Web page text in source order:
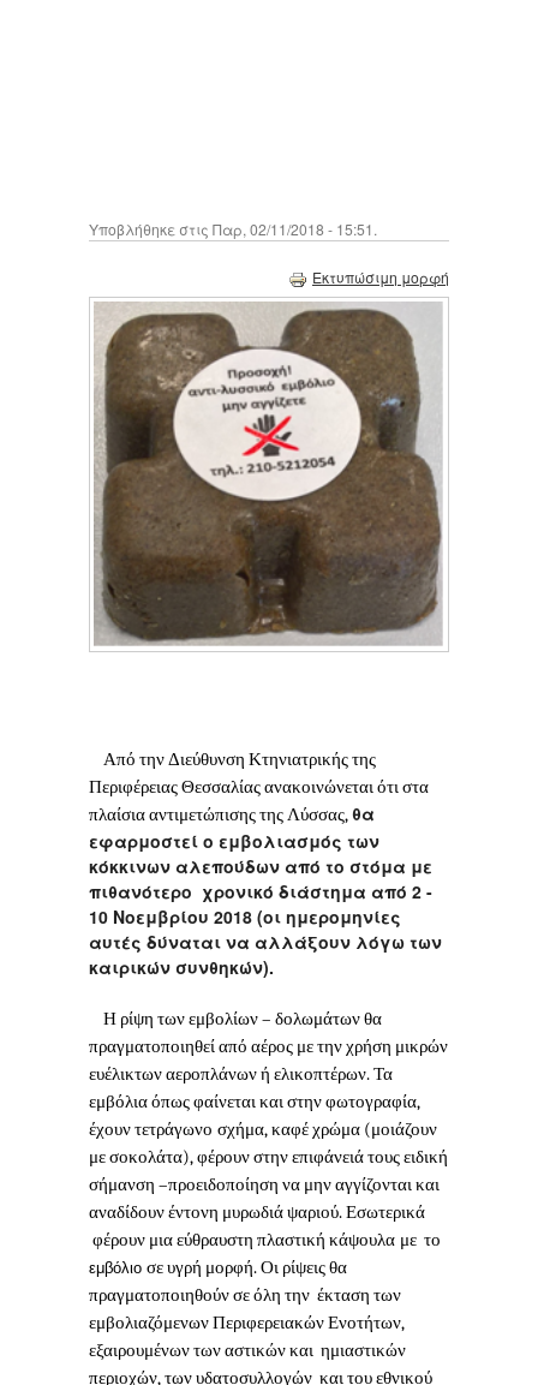
Υποβλήθηκε στις Παρ, 02/11/2018 - 15:51.
Εκτυπώσιμη μορφή
Από την Διεύθυνση Κτηνιατρικής της
Περιφέρειας Θεσσαλίας ανακοινώνεται ότι στα
πλαίσια αντιμετώπισης της Λύσσας,θα
εφαρμοστεί ο εμβολιασμός των
κόκκινων αλεπούδων από το στόμα με
πιθανότερο χρονικό διάστημα από 2 -
10 Νοεμβρίου 2018 (οι ημερομηνίες
αυτές δύναται να αλλάξουν λόγω των
καιρικών συνθηκών).
Η ρίψη των εμβολίων – δολωμάτων θα
πραγματοποιηθεί από αέρος με την χρήση μικρών
ευέλικτων αεροπλάνων ή ελικοπτέρων. Τα
εμβόλια όπως φαίνεται και στην φωτογραφία,
έχουν τετράγωνο σχήμα, καφέ χρώμα (μοιάζουν
με σοκολάτα), φέρουν στην επιφάνειά τους ειδική
σήμανση –προειδοποίηση να μην αγγίζονται και
αναδίδουν έντονη μυρωδιά ψαριού. Εσωτερικά
φέρουν μια εύθραυστη πλαστική κάψουλα με το
εμβόλιο σε υγρή μορφή. Οι ρίψεις θα
πραγματοποιηθούν σε όλη την έκταση των
εμβολιαζόμενων Περιφερειακών Ενοτήτων,
εξαιρουμένων των αστικών και ημιαστικών
περιοχών, των υδατοσυλλογών και του εθνικού